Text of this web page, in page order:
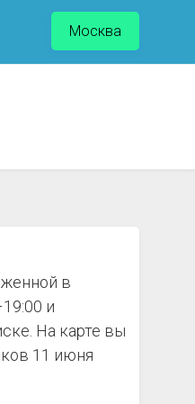
Москва
в
и
На карте вы
11 июня